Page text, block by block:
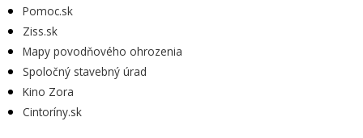
Pomoc.sk
Ziss.sk
Mapy povodňového ohrozenia
Spoločný stavebný úrad
Kino Zora
Cintoríny.sk